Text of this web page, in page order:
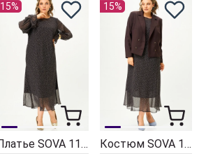
15%
Платье SOVA 11347
15%
Костюм SOVA 11348 коричневый